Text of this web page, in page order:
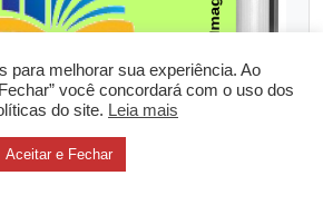
para melhorar sua experiência. Ao
você concordará com o uso dos
do site. Leia mais
Aceitar e Fechar